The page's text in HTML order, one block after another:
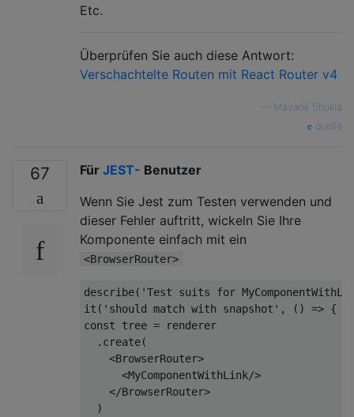
Etc.
Überprüfen Sie auch diese Antwort:
Verschachtelte Routen mit React Router v4
Mayank Shukla
quelle
67 Für JEST- Benutzer
Wenn Sie Jest zum Testen verwenden und
dieser Fehler auftritt, wickeln Sie Ihre
Komponente einfach mit ein
<BrowserRouter>
describe( 'Test suits for
it( 'should match with snapshot' , () =>
const tree = renderer
  .create(
<BrowserRouter>
<MyComponentWithLink/>
</BrowserRouter>
  )